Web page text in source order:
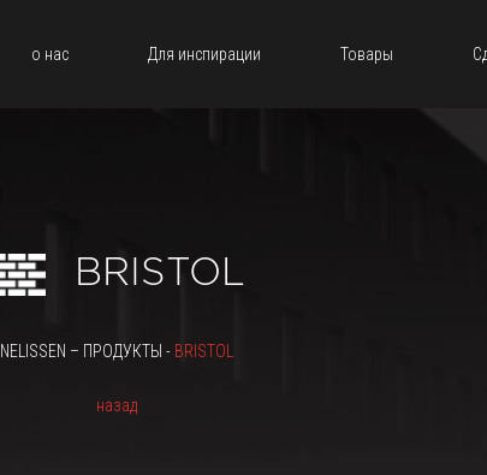
о нас Для инспирации Товары
BRISTOL
NELISSEN – ПРОДУКТЫ - BRISTOL
назад